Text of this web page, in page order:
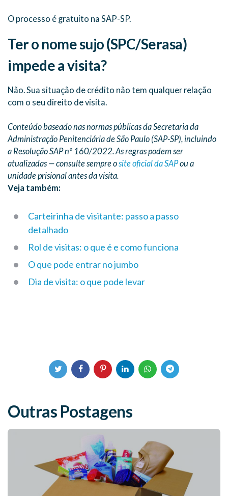
O processo é gratuito na SAP-SP.
Ter o nome sujo (SPC/Serasa)
impede a visita?
Não. Sua situação de crédito não tem qualquer relação
com o seu direito de visita.
Conteúdo baseado nas normas públicas da Secretaria da
Administração Penitenciária de São Paulo (SAP-SP), incluindo
a Resolução SAP nº 160/2022. As regras podem ser
atualizadas — consulte sempre osite oficial da SAPou a
unidade prisional antes da visita.
Veja também:
Carteirinha de visitante: passo a passo
detalhado
Rol de visitas: o que é e como funciona
O que pode entrar no jumbo
Dia de visita: o que pode levar
Outras Postagens